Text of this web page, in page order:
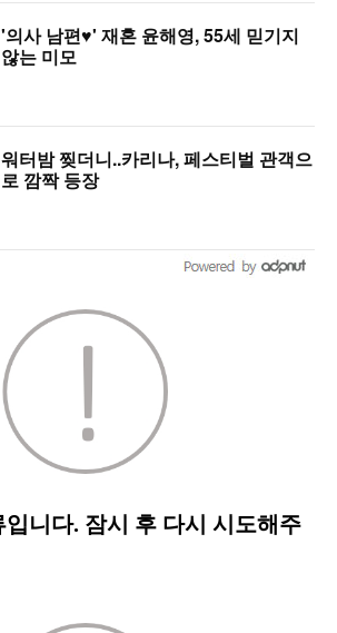
'의사 남편♥' 재혼 윤해영, 55세 믿기지
않는 미모
워터밤 찢더니..카리나, 페스티벌 관객으
로 깜짝 등장